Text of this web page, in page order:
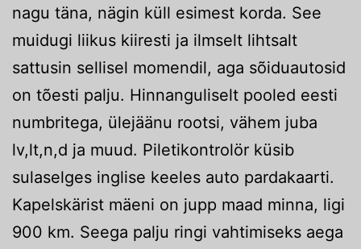
nagu täna, nägin küll esimest korda. See
muidugi liikus kiiresti ja ilmselt lihtsalt
sattusin sellisel momendil, aga sõiduautosid
on tõesti palju. Hinnanguliselt pooled eesti
numbritega, ülejäänu rootsi, vähem juba
lv,lt,n,d ja muud. Piletikontrolör küsib
sulaselges inglise keeles auto pardakaarti.
Kapelskärist mäeni on jupp maad minna, ligi
900 km. Seega palju ringi vahtimiseks aega